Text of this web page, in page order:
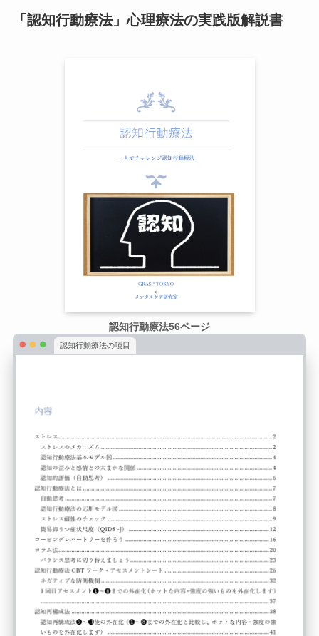
「認知行動療法」心理療法の実践版解説書
認知行動療法56ページ
認知行動療法の項目